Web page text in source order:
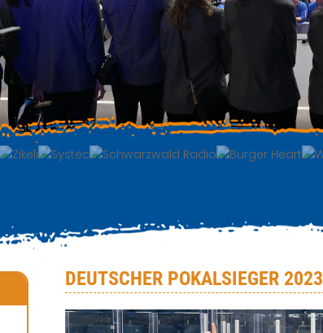
DEUTSCHER POKALSIEGER 2023